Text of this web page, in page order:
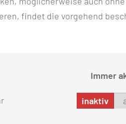
findet die vorgehend
Immer
inaktiv